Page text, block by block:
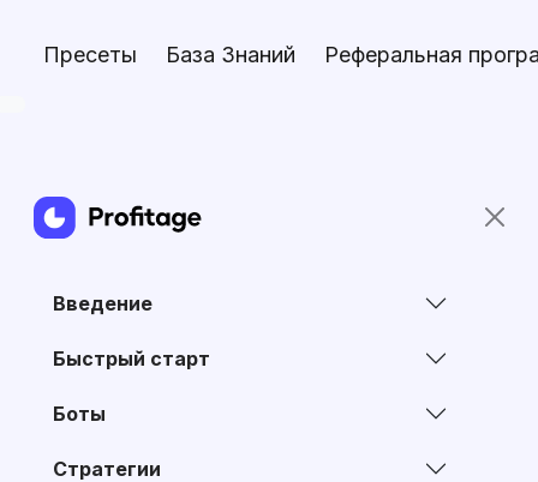
Пресеты База Знаний Реферальная
Введение
Быстрый старт
Боты
Стратегии